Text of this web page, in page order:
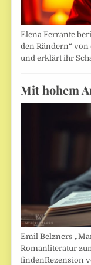
Elena Ferrante
den Rändern“ von
und erklärt ihr
Mit hohem
Emil Belzners
Romanliteratur
findenRezension